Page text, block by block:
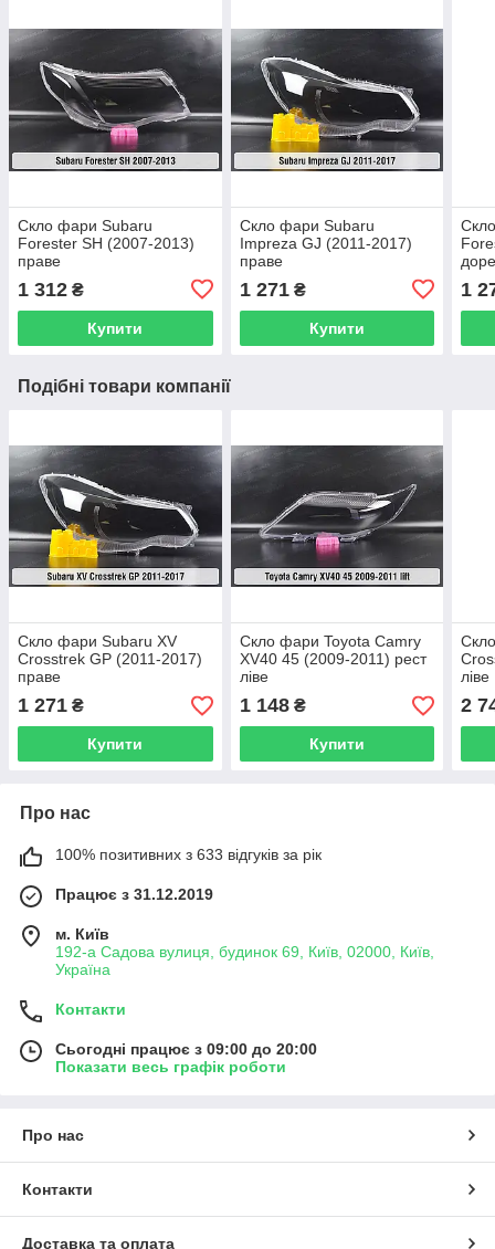
Скло фари Subaru
Forester SH (2007-2013)
праве
1 312 ₴
Купити
Скло фари Subaru
Impreza GJ (2011-2017)
праве
1 271₴
Купити
1
Подібні товари компанії
Скло фари Subaru XV
Crosstrek GP (2011-2017)
праве
1 271 ₴
Купити
Скло фари Toyota Camry
XV40 45 (2009-2011) рест
ліве
1 148₴
Купити
ліве
2
Про нас
100% позитивних з 633 відгуків за рік
Працює з 31.12.2019
м. Київ
192-а Садова вулиця, будинок 69, Київ, 02000, Київ,
Україна
Контакти
Сьогодні працює з 09:00 до 20:00
Показати весь графік роботи
Про нас
Контакти
Доставка та оплата